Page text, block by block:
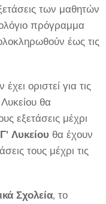
των μαθητών
πρόγραμμα
έως τις
οριστεί για τις
θα
εξετάσεις μέχρι
Γ' Λυκείου θα έχουν
τους μέχρι τις
Σχολεία, το